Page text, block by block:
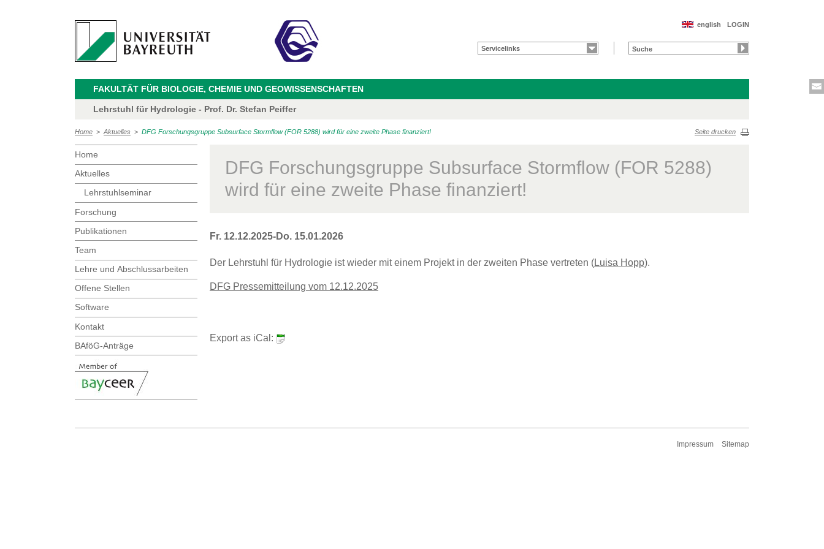
LOGIN
english
Servicelinks
FAKULTÄT FÜR BIOLOGIE, CHEMIE UND GEOWISSENSCHAFTEN
Lehrstuhl für Hydrologie - Prof. Dr. Stefan Peiffer
Home > Aktuelles > DFG Forschungsgruppe Subsurface Stormflow (FOR 5288) wird für eine zweite Phase finanziert! Seite drucken
Home
Aktuelles
Lehrstuhlseminar
Forschung
Publikationen
Team
Lehre und Abschlussarbeiten
Offene Stellen
Software
Kontakt
BAföG-Anträge
DFG Forschungsgruppe Subsurface Stormflow (FOR 5288)
wird für eine zweite Phase finanziert!
Fr. 12.12.2025-Do. 15.01.2026
Der Lehrstuhl für Hydrologie ist wieder mit einem Projekt in der zweiten Phase vertreten (Luisa Hopp).
DFG Pressemitteilung vom 12.12.2025
Export as iCal:
Impressum Sitemap